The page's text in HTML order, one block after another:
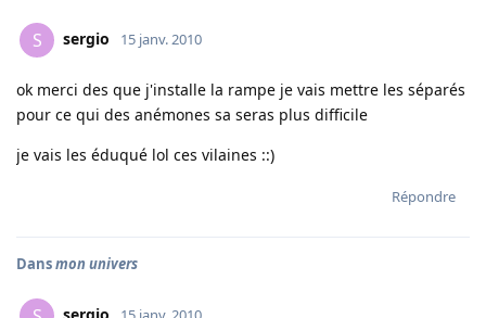
S sergio 15 janv. 2010
ok merci des que j'installe la rampe je vais mettre les séparés
pour ce qui des anémones sa seras plus difficile
je vais les éduqué lol ces vilaines ::)
Répondre
Dansmon univers